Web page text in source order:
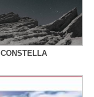
CONSTELLA